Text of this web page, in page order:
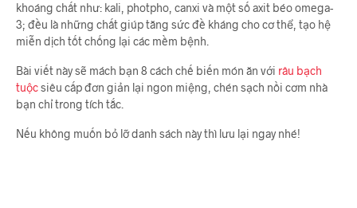
khoáng chất như: kali, photpho, canxi và một số axit béo omega-
3; đều là những chất giúp tăng sức đề kháng cho cơ thể, tạo hệ
miễn dịch tốt chống lại các mềm bệnh.
Bài viết này sẽ mách bạn 8 cách chế biến món ăn với râu bạch
tuộcsiêu cấp đơn giản lại ngon miệng, chén sạch nồi cơm nhà
bạn chỉ trong tích tắc.
Nếu không muốn bỏ lỡ danh sách này thì lưu lại ngay nhé!